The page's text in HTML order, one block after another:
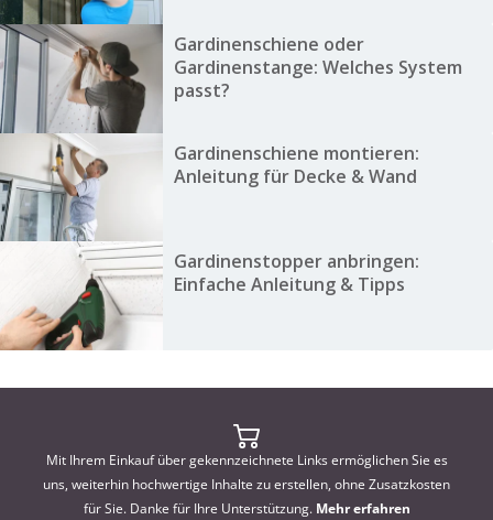
Gardinenschiene oder
Gardinenstange: Welches System
passt?
Gardinenschiene montieren:
Anleitung für Decke & Wand
Gardinenstopper anbringen:
Einfache Anleitung & Tipps
Mit Ihrem Einkauf über gekennzeichnete Links ermöglichen Sie es
uns, weiterhin hochwertige Inhalte zu erstellen, ohne Zusatzkosten
für Sie. Danke für Ihre Unterstützung. Mehr erfahren